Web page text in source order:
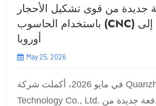
جديدة من قوى تشكيل الأحجار
باستخدام الحاسوب (CNC) في طريقها إلى
أوروبا
May 25, 2026
في مايو 2026، أكملت شركة Quanzhou Jinzuan
Technology Co., Ltd. بنجاح شحن دفعة جديدة من